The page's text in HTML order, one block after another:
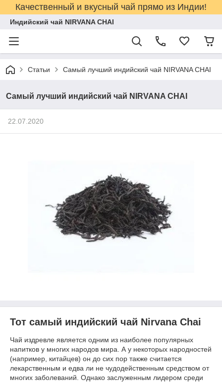
Качественный и вкусный чай прямо из Индии!
Индийский чай NIRVANA CHAI
Статьи Самый лучший индийский чай NIRVANA CHAI
Самый лучший индийский чай NIRVANA CHAI
22.07.2020
Тот самый индийский чай Nirvana Chai
Чай издревле является одним из наиболее популярных
напитков у многих народов мира. А у некоторых народностей
(например, китайцев) он до сих пор также считается
лекарственным и едва ли не чудодейственным средством от
многих заболеваний. Однако заслуженным лидером среди